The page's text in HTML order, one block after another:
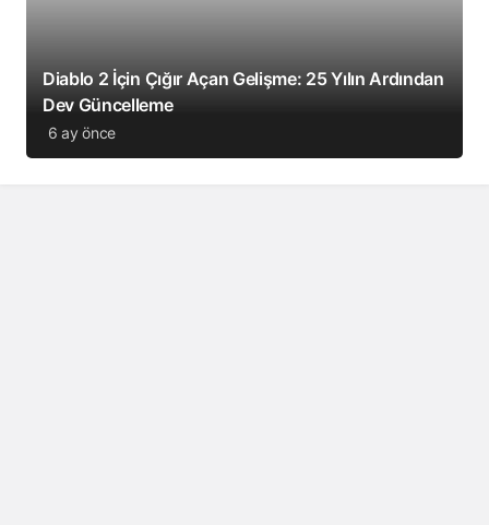
Diablo 2 İçin Çığır Açan Gelişme: 25 Yılın Ardından
Dev Güncelleme
6 ay önce